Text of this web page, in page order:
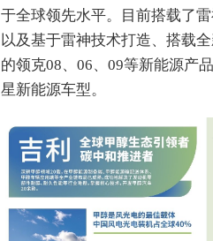
于全球领先水平。目前搭载了
以及基于雷神技术打造、搭载
的领克08、06、09等新能源产
星新能源车型。